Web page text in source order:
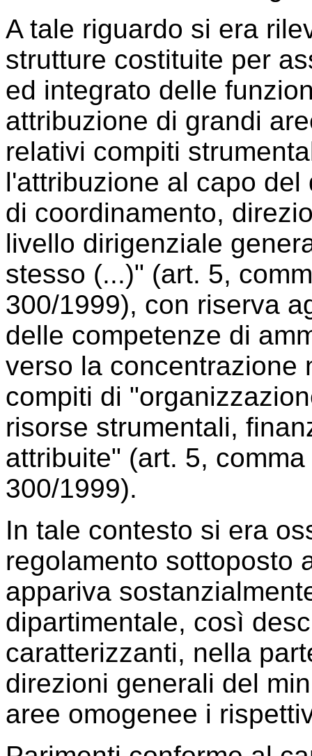
A tale riguardo si era
strutture costituite per
ed integrato delle
attribuzione di grandi
relativi compiti
l'attribuzione al capo
di coordinamento,
livello dirigenziale
stesso (...)" (art. 5,
300/1999), con riserva
delle competenze di
verso la concentrazione
compiti di
risorse strumentali,
attribuite" (art. 5,
300/1999).
In tale contesto si era
regolamento sottoposto
appariva
dipartimentale, così
caratterizzanti, nella
direzioni generali del
aree omogenee i